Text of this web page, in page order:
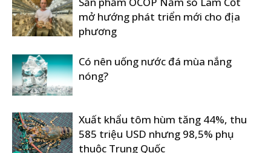
mở hướng phát triển mới cho địa
phương
Có nên uống nước đá mùa nắng
nóng?
Xuất khẩu tôm hùm tăng 44%, thu
585 triệu USD nhưng 98,5% phụ
thuộc Trung Quốc